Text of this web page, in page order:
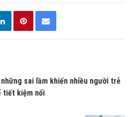
sai lầm khiến nhiều người trẻ
tiết kiệm nổi